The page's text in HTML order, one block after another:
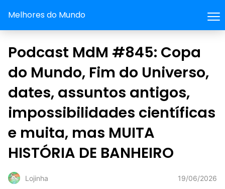
Melhores do Mundo
Podcast MdM #845: Copa
do Mundo, Fim do Universo,
dates, assuntos antigos,
impossibilidades científicas
e muita, mas MUITA
HISTÓRIA DE BANHEIRO
Lojinha 19/06/2026